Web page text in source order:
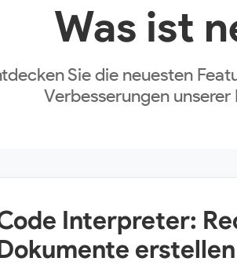
Was ist
Sie die neuesten
Verbesserungen
Interpreter:
erstellen